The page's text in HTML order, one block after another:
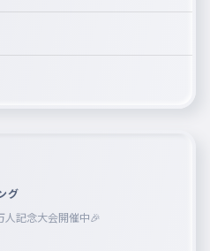
グ
人記念大会開催中🎉